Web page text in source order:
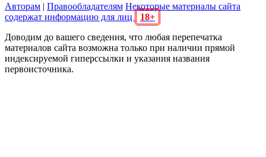
Авторам | Правообладателям Некоторые материалы сайта
содержат информацию для лиц
18+
Доводим до вашего сведения, что любая перепечатка
материалов сайта возможна только при наличии прямой
индексируемой гиперссылки и указания названия
первоисточника.